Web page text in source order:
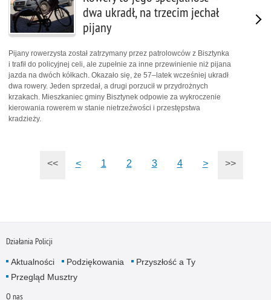
dwa ukradł, na trzecim jechał
pijany
Pijany rowerzysta został zatrzymany przez patrolowców z Bisztynka
i trafił do policyjnej celi, ale zupełnie za inne przewinienie niż pijana
jazda na dwóch kółkach. Okazało się, że 57–latek wcześniej ukradł
dwa rowery. Jeden sprzedał, a drugi porzucił w przydrożnych
krzakach. Mieszkaniec gminy Bisztynek odpowie za wykroczenie
kierowania rowerem w stanie nietrzeźwości i przestępstwa
kradzieży.
<< < 1 2 3 4 > >>
Działania Policji
Aktualności Podziękowania
Przyszłość a Ty
Przegląd Musztry
O nas